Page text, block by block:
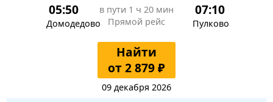
05:50
Домодедово
в пути 1 ч 20 мин
Прямой рейс
07:10
Пулково
Найти
от 2 879 ₽
09 декабря 2026